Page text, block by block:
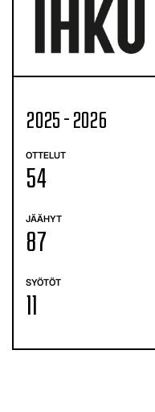
2025 - 2026
OTTELUT
54
JÄÄHYT
87
SYÖTÖT
11